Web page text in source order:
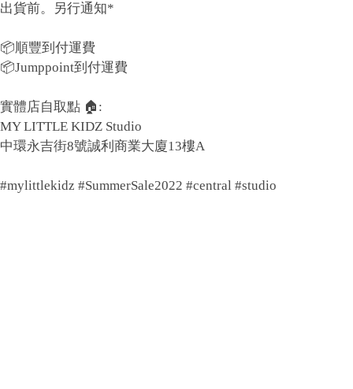
出貨前。另行通知*
📦順豐到付運費
📦Jumppoint到付運費
實體店自取點 🏠:
MY LITTLE KIDZ Studio
中環永吉街8號誠利商業大廈13樓A
#mylittlekidz #SummerSale2022 #central #studio